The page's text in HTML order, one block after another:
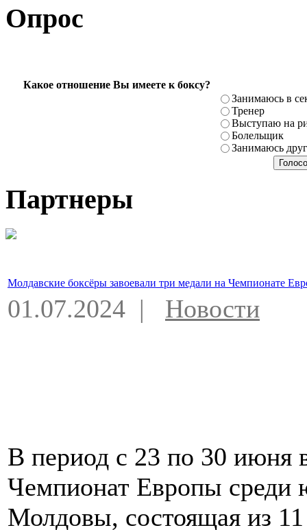
Опрос
Какое отношение Вы имеете к боксу?
Занимаюсь в
Тренер
Выступаю на
Болельщик
Занимаюсь
Партнеры
Молдавские боксёры завоевали три медали на Чемпионате
01.07.2024 | Новости
В период с 23 по 30 июня
Чемпионат Европы среди
Молдовы, состоящая из